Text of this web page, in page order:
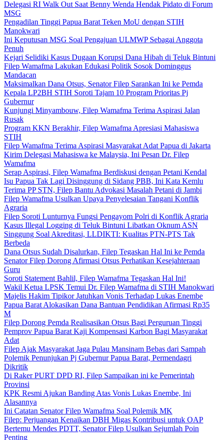
Delegasi RI Walk Out Saat Benny Wenda Hendak Pidato di Forum
MSG
Pengadilan Tinggi Papua Barat Teken MoU dengan STIH
Manokwari
Ini Keputusan MSG Soal Pengajuan ULMWP Sebagai Anggota
Penuh
Kejari Selidiki Kasus Dugaan Korupsi Dana Hibah di Teluk Bintuni
Filep Wamafma Lakukan Edukasi Politik Sosok Dominggus
Mandacan
Maksimalkan Dana Otsus, Senator Filep Sarankan Ini ke Pemda
Kepala LP2BH STIH Soroti Tajam 10 Program Prioritas Pj
Gubernur
Kunjungi Minyambouw, Filep Wamafma Terima Aspirasi Jalan
Rusak
Program KKN Berakhir, Filep Wamafma Apresiasi Mahasiswa
STIH
Filep Wamafma Terima Aspirasi Masyarakat Adat Papua di Jakarta
Kirim Delegasi Mahasiswa ke Malaysia, Ini Pesan Dr. Filep
Wamafma
Serap Aspirasi, Filep Wamafma Berdiskusi dengan Petani Kendal
Isu Papua Tak Lagi Disinggung di Sidang PBB, Ini Kata Kemlu
Terima PP STN, Filep Bantu Advokasi Masalah Petani di Jambi
Filep Wamafma Usulkan Upaya Penyelesaian Tangani Konflik
Agraria
Filep Soroti Lunturnya Fungsi Pengayom Polri di Konflik Agraria
Kasus Illegal Logging di Teluk Bintuni Libatkan Oknum ASN
Singgung Soal Akreditasi, LLDIKTI: Kualitas PTN-PTS Tak
Berbeda
Dana Otsus Sudah Disalurkan, Filep Tegaskan Hal Ini ke Pemda
Senator Filep Dorong Afirmasi Otsus Perhatikan Kesejahteraan
Guru
Soroti Statement Bahlil, Filep Wamafma Tegaskan Hal Ini!
Wakil Ketua LPSK Temui Dr. Filep Wamafma di STIH Manokwari
Majelis Hakim Tipikor Jatuhkan Vonis Terhadap Lukas Enembe
Papua Barat Alokasikan Dana Bantuan Pendidikan Afirmasi Rp35
M
Filep Dorong Pemda Realisasikan Otsus Bagi Perguruan Tinggi
Pemprov Papua Barat Kaji Kompensasi Karbon Bagi Masyarakat
Adat
Filep Ajak Masyarakat Jaga Pulau Mansinam Bebas dari Sampah
Polemik Penunjukan Pj Gubernur Papua Barat, Permendagri
Dikritik
Di Raker PURT DPD RI, Filep Sampaikan ini ke Pemerintah
Provinsi
KPK Resmi Ajukan Banding Atas Vonis Lukas Enembe, Ini
Alasannya
Ini Catatan Senator Filep Wamafma Soal Polemik MK
Filep: Perjuangan Kenaikan DBH Migas Kontribusi untuk OAP
Bertemu Mendes PDTT, Senator Filep Usulkan Sejumlah Poin
Penting